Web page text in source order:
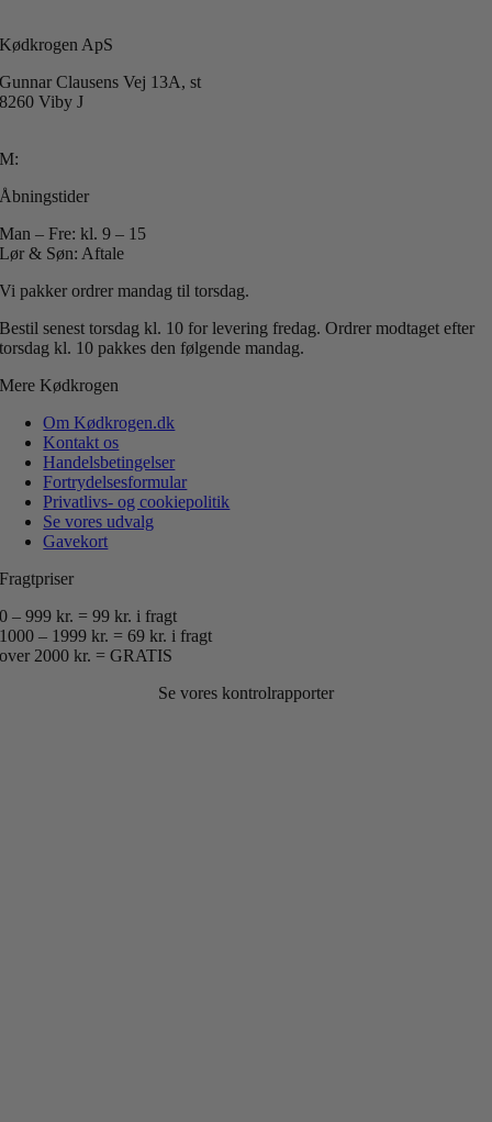
Kødkrogen ApS
Gunnar Clausens Vej 13A, st
8260 Viby J
M:
Åbningstider
Man – Fre: kl. 9 – 15
Lør & Søn: Aftale
Vi pakker ordrer mandag til torsdag.
Bestil senest torsdag kl. 10 for levering fredag.Ordrer modtaget efter
torsdag kl. 10 pakkes den følgende mandag.
Mere Kødkrogen
Om Kødkrogen.dk
Kontakt os
Handelsbetingelser
Fortrydelsesformular
Privatlivs- og cookiepolitik
Se vores udvalg
Gavekort
Fragtpriser
0 – 999 kr. = 99 kr. i fragt
1000 – 1999 kr. = 69 kr. i fragt
over 2000 kr. = GRATIS
Se vores kontrolrapporter